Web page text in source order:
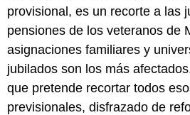
provisional, es un recorte a las
pensiones de los veteranos de
asignaciones familiares y
jubilados son los más
que pretende recortar todos
previsionales, disfrazado de